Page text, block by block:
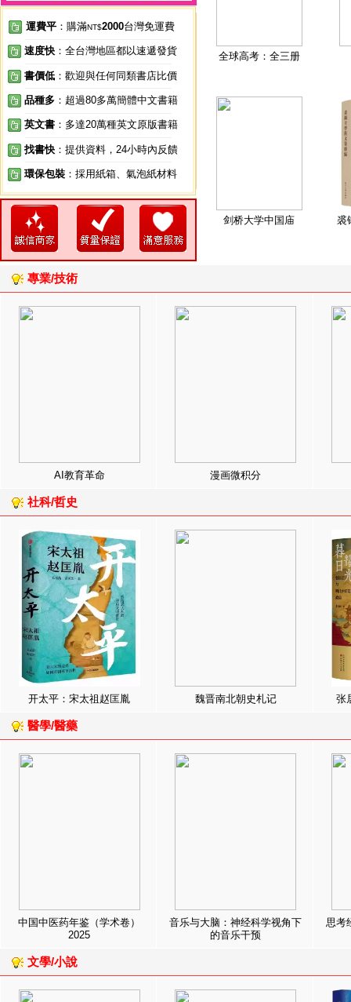
運費平 ：購滿NT$2000台灣免運費
速度快 ：全台灣地區都以速遞發貨
書價低 ：歡迎與任何同類書店比價
品種多 ：超過80多萬簡體中文書籍
英文書 ：多達20萬種英文原版書籍
找書快 ：提供資料，24小時內反饋
環保包裝 ：採用紙箱、氣泡紙材料
全球高考：全三册
剑桥大学中国庙 裘
專業/技術
AI教育革命 漫画微积分
社科/哲史
开太平：宋太祖赵匡胤 魏晋南北朝史札记 张
醫學/醫藥
中国中医药年鉴（学术卷）
2025
音乐与大脑：神经科学视角下
的音乐干预
思考
文學/小說